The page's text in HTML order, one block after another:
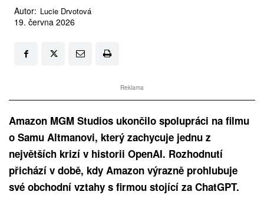
Autor: Lucie Drvotová
19. června 2026
Reklama
Amazon MGM Studios ukončilo spolupráci na filmu
o Samu Altmanovi, který zachycuje jednu z
největších krizí v historii OpenAI. Rozhodnutí
přichází v době, kdy Amazon výrazně prohlubuje
své obchodní vztahy s firmou stojící za ChatGPT.